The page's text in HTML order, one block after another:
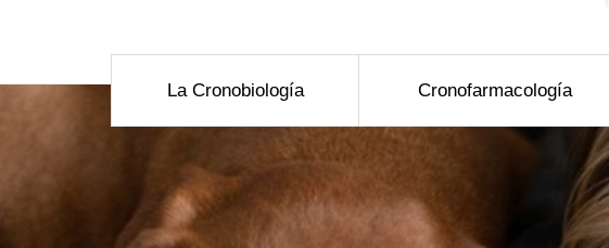
La Cronobiología Cronofarmacología